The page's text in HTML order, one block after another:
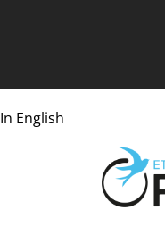
In English